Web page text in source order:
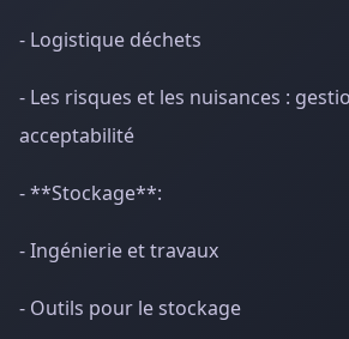
- Logistique déchets
- Les risques et les nuisances :
acceptabilité
- **Stockage**:
- Ingénierie et travaux
- Outils pour le stockage